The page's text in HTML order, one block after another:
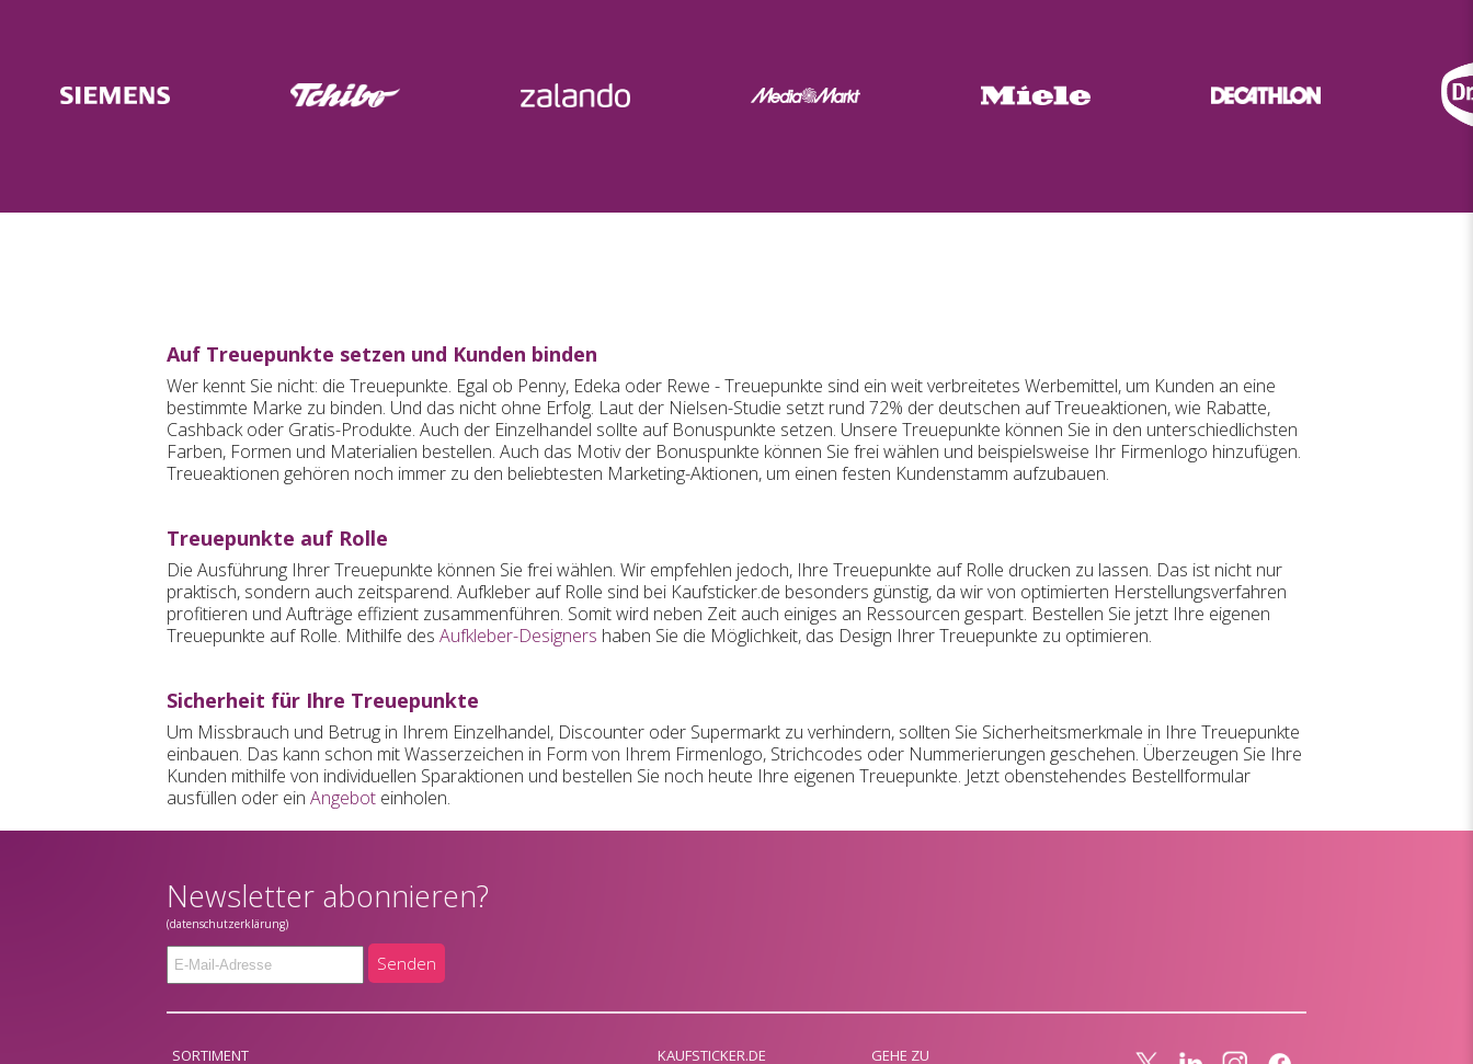
Auf Treuepunkte setzen und Kunden binden
Wer kennt Sie nicht: die Treuepunkte. Egal ob Penny, Edeka oder Rewe - Treuepunkte sind ein weit verbreitetes Werbemittel, um Kunden an eine
bestimmte Marke zu binden. Und das nicht ohne Erfolg. Laut der Nielsen-Studie setzt rund 72% der deutschen auf Treueaktionen, wie Rabatte,
Cashback oder Gratis-Produkte. Auch der Einzelhandel sollte auf Bonuspunkte setzen. Unsere Treuepunkte können Sie in den unterschiedlichsten
Farben, Formen und Materialien bestellen. Auch das Motiv der Bonuspunkte können Sie frei wählen und beispielsweise Ihr Firmenlogo hinzufügen.
Treueaktionen gehören noch immer zu den beliebtesten Marketing-Aktionen, um einen festen Kundenstamm aufzubauen.
Treuepunkte auf Rolle
Die Ausführung Ihrer Treuepunkte können Sie frei wählen. Wir empfehlen jedoch, Ihre Treuepunkte auf Rolle drucken zu lassen. Das ist nicht nur
praktisch, sondern auch zeitsparend. Aufkleber auf Rolle sind bei Kaufsticker.de besonders günstig, da wir von optimierten Herstellungsverfahren
profitieren und Aufträge effizient zusammenführen. Somit wird neben Zeit auch einiges an Ressourcen gespart. Bestellen Sie jetzt Ihre eigenen
Treuepunkte auf Rolle. Mithilfe des Aufkleber-Designers haben Sie die Möglichkeit, das Design Ihrer Treuepunkte zu optimieren.
Sicherheit für Ihre Treuepunkte
Um Missbrauch und Betrug in Ihrem Einzelhandel, Discounter oder Supermarkt zu verhindern, sollten Sie Sicherheitsmerkmale in Ihre Treuepunkte
einbauen. Das kann schon mit Wasserzeichen in Form von Ihrem Firmenlogo, Strichcodes oder Nummerierungen geschehen. Überzeugen Sie Ihre
Kunden mithilfe von individuellen Sparaktionen und bestellen Sie noch heute Ihre eigenen Treuepunkte. Jetzt obenstehendes Bestellformular
ausfüllen oder ein Angebot einholen.
Newsletter abonnieren?
(datenschutzerklärung)
Senden
SORTIMENT KAUFSTICKER.DE GEHE ZU